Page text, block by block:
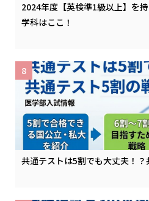
2024年度【英検準1級以上】を
学科はここ！
共通テストは5割でも大丈夫！？
8